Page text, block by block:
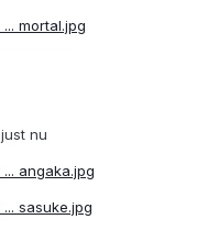
mortal.jpg
nu
angaka.jpg
sasuke.jpg